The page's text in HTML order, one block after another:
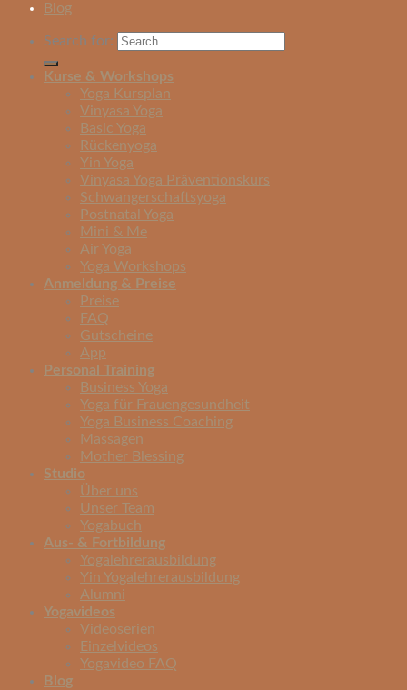
Blog
Search for:
Kurse & Workshops
Yoga Kursplan
Vinyasa Yoga
Basic Yoga
Rückenyoga
Yin Yoga
Vinyasa Yoga Präventionskurs
Schwangerschaftsyoga
Postnatal Yoga
Mini & Me
Air Yoga
Yoga Workshops
Anmeldung & Preise
Preise
FAQ
Gutscheine
App
Personal Training
Business Yoga
Yoga für Frauengesundheit
Yoga Business Coaching
Massagen
Mother Blessing
Studio
Über uns
Unser Team
Yogabuch
Aus- & Fortbildung
Yogalehrerausbildung
Yin Yogalehrerausbildung
Alumni
Yogavideos
Videoserien
Einzelvideos
Yogavideo FAQ
Blog